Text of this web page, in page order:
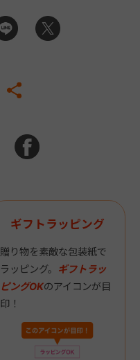
ギフトラッピング
贈り物を素敵な包装紙で
ラッピング。 ギフトラッ
ピングOKのアイコンが目
印！